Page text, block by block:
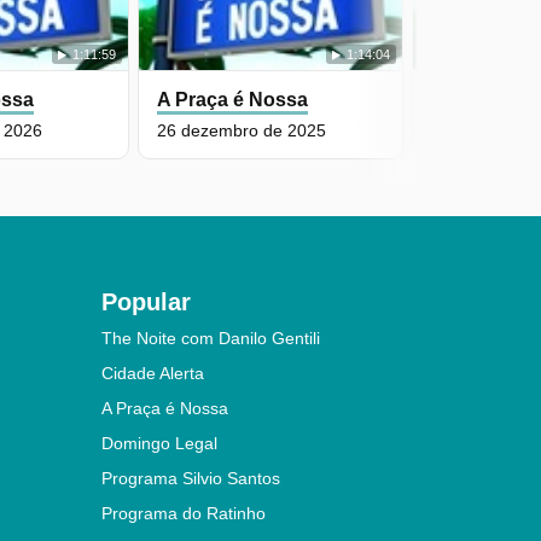
1:11:59
2026
1:14:04
A Praça é Nossa
26 dezembro de 2025
Popular
The Noite com Danilo Gentili
Cidade Alerta
A Praça é Nossa
Domingo Legal
Programa Silvio Santos
Programa do Ratinho